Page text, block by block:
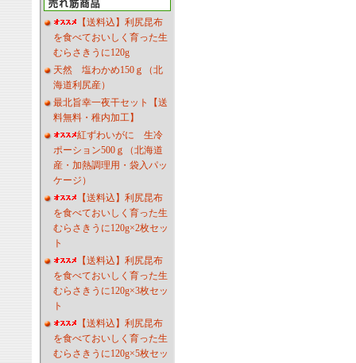
【送料込】利尻昆布
を食べておいしく育った生
むらさきうに120g
天然 塩わかめ150ｇ（北
海道利尻産）
最北旨幸一夜干セット【送
料無料・稚内加工】
紅ずわいがに 生冷
ポーション500ｇ（北海道
産・加熱調理用・袋入パッ
ケージ）
【送料込】利尻昆布
を食べておいしく育った生
むらさきうに120g×2枚セッ
ト
【送料込】利尻昆布
を食べておいしく育った生
むらさきうに120g×3枚セッ
ト
【送料込】利尻昆布
を食べておいしく育った生
むらさきうに120g×5枚セッ